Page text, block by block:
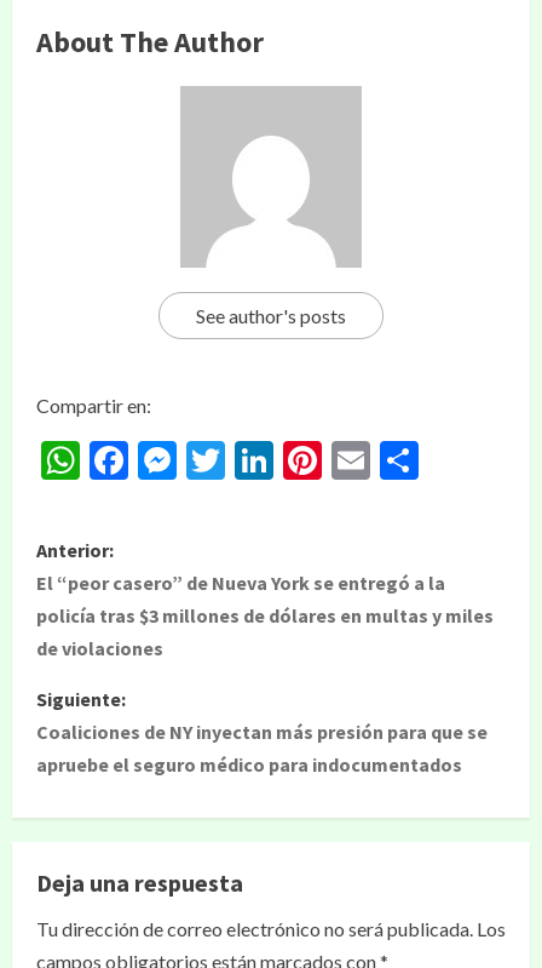
About The Author
See author's posts
Compartir en:
WhatsApp
Facebook
Messenger
Twitter
LinkedIn
Pinterest
Email
Anterior:
El “peor casero” de Nueva York se entregó a la
policía tras $3 millones de dólares en multas y miles
de violaciones
Siguiente:
Coaliciones de NY inyectan más presión para que se
apruebe el seguro médico para indocumentados
Deja una respuesta
Tu dirección de correo electrónico no será publicada. Los
campos obligatorios están marcados con*